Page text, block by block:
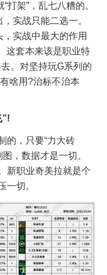
打架”，乱七八糟的。
实战只能二选一。
实战中最大的作用
这套本来该是职业特
。对坚持玩G系列的
啥用?治标不治本
”!
的，只要“力大砖
，数据才是一切。
新职业奇美拉就是个
一切。